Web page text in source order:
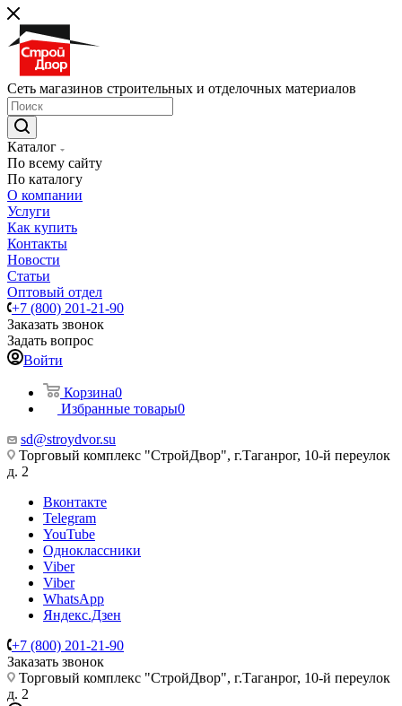
Сеть магазинов строительных и отделочных материалов
Каталог
По всему сайту
По каталогу
О компании
Услуги
Как купить
Контакты
Новости
Статьи
Оптовый отдел
+7 (800) 201-21-90
Заказать звонок
Задать вопрос
Войти
Корзина0
Избранные товары0
sd@stroydvor.su
Торговый комплекс "СтройДвор", г.Таганрог, 10-й переулок
д. 2
Вконтакте
Telegram
YouTube
Одноклассники
Viber
Viber
WhatsApp
Яндекс.Дзен
+7 (800) 201-21-90
Заказать звонок
Торговый комплекс "СтройДвор", г.Таганрог, 10-й переулок
д. 2